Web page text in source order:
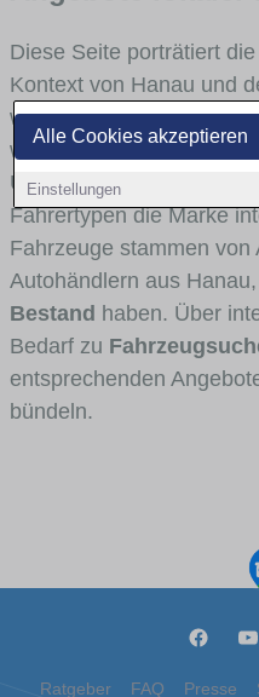
Alle Cookies akzeptieren
Einstellungen
Diese Seite porträtiert
Kontext von Hanau und
welchen
welche Modellreihen
Umlandverkehr zu
Fahrertypen die Marke
Fahrzeuge stammen von
Autohändlern aus
Bestand haben. Über
Bedarf zu
entsprechenden
bündeln.
Ratgeber FAQ Presse